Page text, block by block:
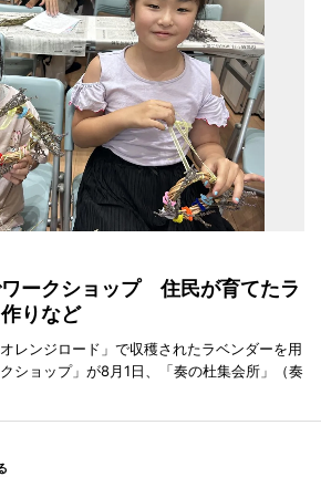
ークショップ 住民が育てたラ
りなど
レンジロード」で収穫されたラベンダーを用
ショップ」が8月1日、「奏の杜集会所」（奏